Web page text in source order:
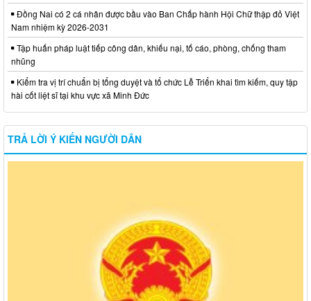
Đồng Nai có 2 cá nhân được bầu vào Ban Chấp hành Hội Chữ thập đỏ Việt
Nam nhiệm kỳ 2026-2031
Tập huấn pháp luật tiếp công dân, khiếu nại, tố cáo, phòng, chống tham
nhũng
Kiểm tra vị trí chuẩn bị tổng duyệt và tổ chức Lễ Triển khai tìm kiếm, quy tập
hài cốt liệt sĩ tại khu vực xã Minh Đức
TRẢ LỜI Ý KIẾN NGƯỜI DÂN